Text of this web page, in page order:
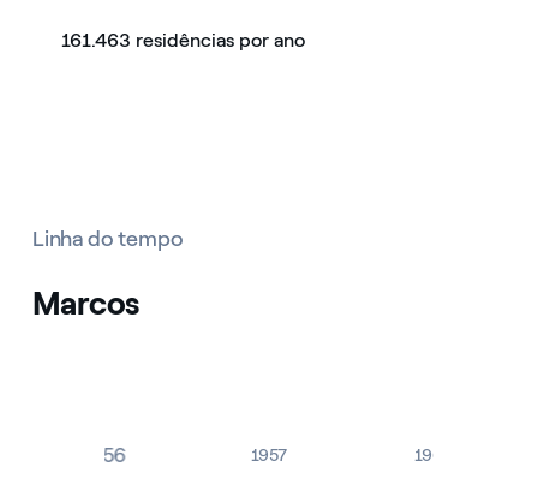
161.463 residências por ano
Linha do tempo
Marcos
1956 1957 1960